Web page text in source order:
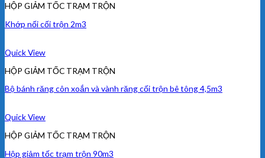
HỘP GIẢM TỐC TRẠM TRỘN
Khớp nối cối trộn 2m3
Quick View
HỘP GIẢM TỐC TRẠM TRỘN
Bộ bánh răng côn xoắn và vành răng cối trộn bê tông 4,5m3
Quick View
HỘP GIẢM TỐC TRẠM TRỘN
Hộp giảm tốc trạm trộn 90m3